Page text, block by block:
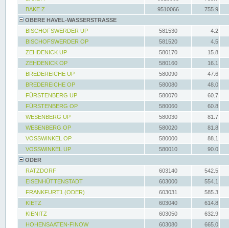
BAKE Z
9510066
755.9
OBERE HAVEL-WASSERSTRASSE
BISCHOFSWERDER UP
581530
4.2
BISCHOFSWERDER OP
581520
4.5
ZEHDENICK UP
580170
15.8
ZEHDENICK OP
580160
16.1
BREDEREICHE UP
580090
47.6
BREDEREICHE OP
580080
48.0
FÜRSTENBERG UP
580070
60.7
FÜRSTENBERG OP
580060
60.8
WESENBERG UP
580030
81.7
WESENBERG OP
580020
81.8
VOSSWINKEL OP
580000
88.1
VOSSWINKEL UP
580010
90.0
ODER
RATZDORF
603140
542.5
EISENHÜTTENSTADT
603000
554.1
FRANKFURT1 (ODER)
603031
585.3
KIETZ
603040
614.8
KIENITZ
603050
632.9
HOHENSAATEN-FINOW
603080
665.0